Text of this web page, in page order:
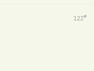
122#